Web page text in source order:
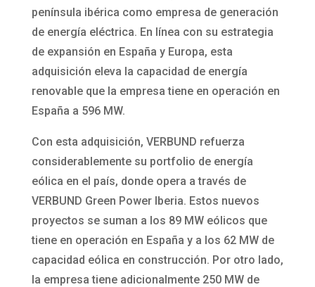
península ibérica como empresa de generación
de energía eléctrica. En línea con su estrategia
de expansión en España y Europa, esta
adquisición eleva la capacidad de energía
renovable que la empresa tiene en operación en
España a 596 MW.
Con esta adquisición, VERBUND refuerza
considerablemente su portfolio de energía
eólica en el país, donde opera a través de
VERBUND Green Power Iberia. Estos nuevos
proyectos se suman a los 89 MW eólicos que
tiene en operación en España y a los 62 MW de
capacidad eólica en construcción. Por otro lado,
la empresa tiene adicionalmente 250 MW de